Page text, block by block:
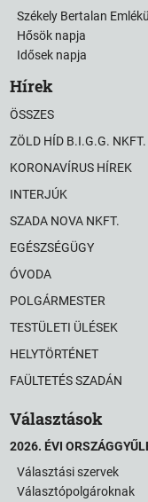
Székely Bertalan
Hősök napja
Idősek napja
Hírek
ÖSSZES
ZÖLD HÍD B.I.G.G. NKFT.
KORONAVÍRUS HÍREK
INTERJÚK
SZADA NOVA NKFT.
EGÉSZSÉGÜGY
ÓVODA
POLGÁRMESTER
TESTÜLETI ÜLÉSEK
HELYTÖRTÉNET
FAÜLTETÉS SZADÁN
Választások
2026. ÉVI
Választási szervek
Választópolgároknak